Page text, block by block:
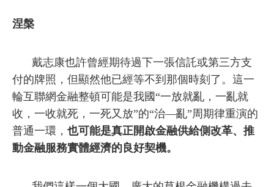
涅槃
戴志康也許曾經期待過下一張信託或第三方支
付的牌照，但顯然他已經等不到那個時刻了。這一
輪互聯網金融整頓可能是我國“一放就亂，一亂就
收，一收就死，一死又放”的“治—亂”周期律重演的
普通一環， 也可能是真正開啟金融供給側改革、推
動金融服務實體經濟的良好契機。